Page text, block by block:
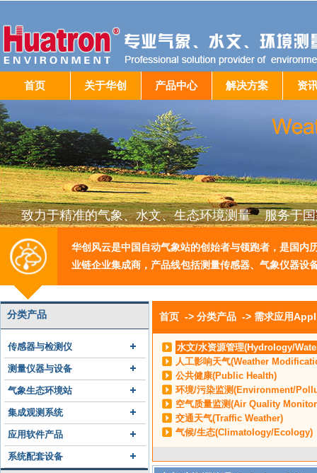
首页 关于华创 产品中心 解决方案 资
致力于精准的气象、水文、生态环境测量 服务于
华创风云是中国自动气象站的创始者与领跑者，是国内
业链企业集成商，产品线包括测量传感器、气象仪器设
分类产品
传感器与检测仪
测量仪器与设备
气象生态环境站
集成观测系统
应用软件产品
系统配套设备
首页 -> 分类产品 -> 需求应用
水文/水资源管理(Hydrology/
人工影响天气(Weather
公共健康(Public Health)
环境/污染监测(Environment/
空气质量监测(Air Quality
交通天气(Traffic Weather)
气候/生态(Climatology/Ecology)